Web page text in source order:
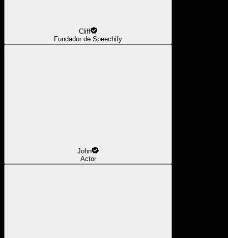
Cliff
Fundador de Speechify
John
Actor